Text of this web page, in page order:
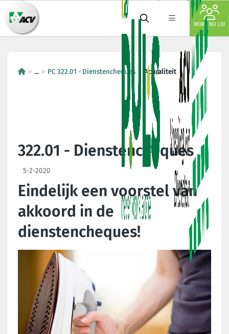
WORD NU LID
... PC 322.01 - Dienstencheques Actualiteit
322.01 - Dienstencheques
5-2-2020
Eindelijk een voorstel van
akkoord in de
dienstencheques!